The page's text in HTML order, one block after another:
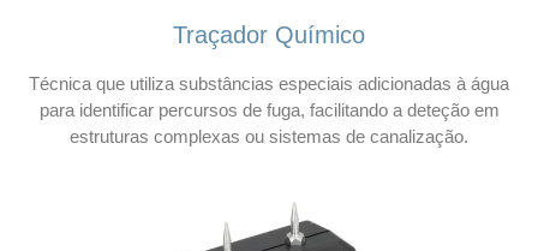
Traçador Químico
Técnica que utiliza substâncias especiais adicionadas à água
para identificar percursos de fuga, facilitando a deteção em
estruturas complexas ou sistemas de canalização.